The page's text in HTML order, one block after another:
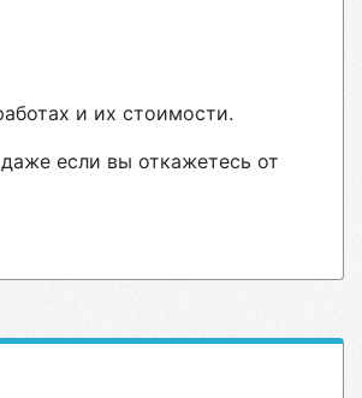
и их стоимости.
если вы откажетесь от